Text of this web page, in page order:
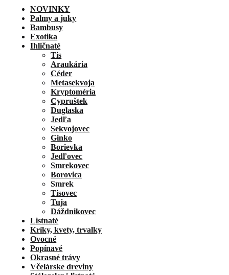
NOVINKY
Palmy a juky
Bambusy
Exotika
Ihličnaté
Tis
Araukária
Céder
Metasekvoja
Kryptoméria
Cypruštek
Duglaska
Jedľa
Sekvojovec
Ginko
Borievka
Jedľovec
Smrekovec
Borovica
Smrek
Tisovec
Tuja
Dáždnikovec
Listnaté
Kríky, kvety, trvalky
Ovocné
Popínavé
Okrasné trávy
Včelárske dreviny